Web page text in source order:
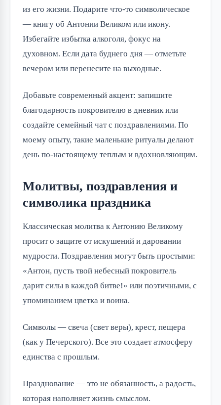
из его жизни. Подарите что-то символическое
— книгу об Антонии Великом или икону.
Избегайте избытка алкоголя, фокус на
духовном. Если дата буднего дня — отметьте
вечером или перенесите на выходные.
Добавьте современный акцент: запишите
благодарность покровителю в дневник или
создайте семейный чат с поздравлениями. По
моему опыту, такие маленькие ритуалы делают
день по-настоящему теплым и вдохновляющим.
Молитвы, поздравления и
символика праздника
Классическая молитва к Антонию Великому
просит о защите от искушений и даровании
мудрости. Поздравления могут быть простыми:
«Антон, пусть твой небесный покровитель
дарит силы в каждой битве!» или поэтичными, с
упоминанием цветка и воина.
Символы — свеча (свет веры), крест, пещера
(как у Печерского). Все это создает атмосферу
единства с прошлым.
Празднование — это не обязанность, а радость,
которая наполняет жизнь смыслом.